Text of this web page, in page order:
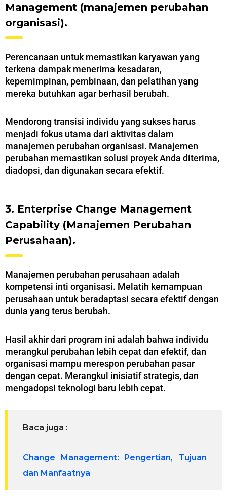
Management (manajemen perubahan
organisasi).
Perencanaan untuk memastikan karyawan yang
terkena dampak menerima kesadaran,
kepemimpinan, pembinaan, dan pelatihan yang
mereka butuhkan agar berhasil berubah.
Mendorong transisi individu yang sukses harus
menjadi fokus utama dari aktivitas dalam
manajemen perubahan organisasi. Manajemen
perubahan memastikan solusi proyek Anda diterima,
diadopsi, dan digunakan secara efektif.
3. Enterprise Change Management
Capability (Manajemen Perubahan
Perusahaan).
Manajemen perubahan perusahaan adalah
kompetensi inti organisasi. Melatih kemampuan
perusahaan untuk beradaptasi secara efektif dengan
dunia yang terus berubah.
Hasil akhir dari program ini adalah bahwa individu
merangkul perubahan lebih cepat dan efektif, dan
organisasi mampu merespon perubahan pasar
dengan cepat. Merangkul inisiatif strategis, dan
mengadopsi teknologi baru lebih cepat.
Baca juga :
Change Management: Pengertian, Tujuan
dan Manfaatnya